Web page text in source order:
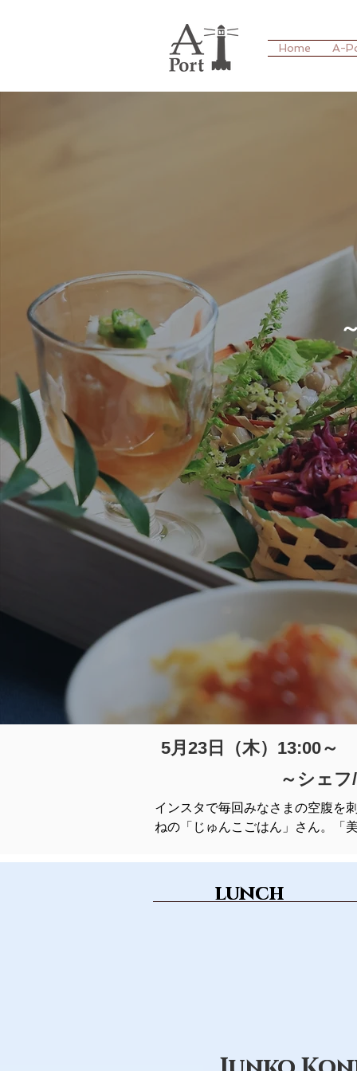
Home A-
5月23日（木）13:00～
～シェ
インスタで毎回みなさまの空腹を
ねの「じゅんこごはん」さん。「
lunch
lunch